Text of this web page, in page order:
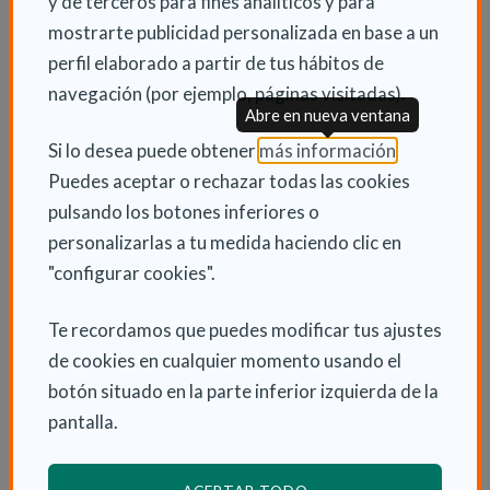
mostrarte publicidad personalizada en base a un
perfil elaborado a partir de tus hábitos de
navegación (por ejemplo, páginas visitadas).
Si lo desea puede obtener más información
Puedes aceptar o rechazar todas las cookies
pulsando los botones inferiores o
personalizarlas a tu medida haciendo clic en
"configurar cookies".
Te recordamos que puedes modificar tus ajustes
de cookies en cualquier momento usando el
botón situado en la parte inferior izquierda de la
pantalla.
Abre en nueva ventana
4. Perros de aviso, entrenados para dar una alerta
médica a las personas que padecen diabetes, epilepsia
y otra enfermedad que pueda reconocerse.
5. Perros para personas con trastornos del espectro
autista para cuidar la integridad física de estas
personas, guiarlas y controlar las situaciones de
emergencia que puedan sufrir.
Por lo tanto, en consonancia con la ampliación de la
usuarios. Conforme a ello, estas personas deben
tener reconocido un grado de discapacidad igual o
superior al 33 % o acreditar mediante certificado
médico oficial que presenta cualquier variante de